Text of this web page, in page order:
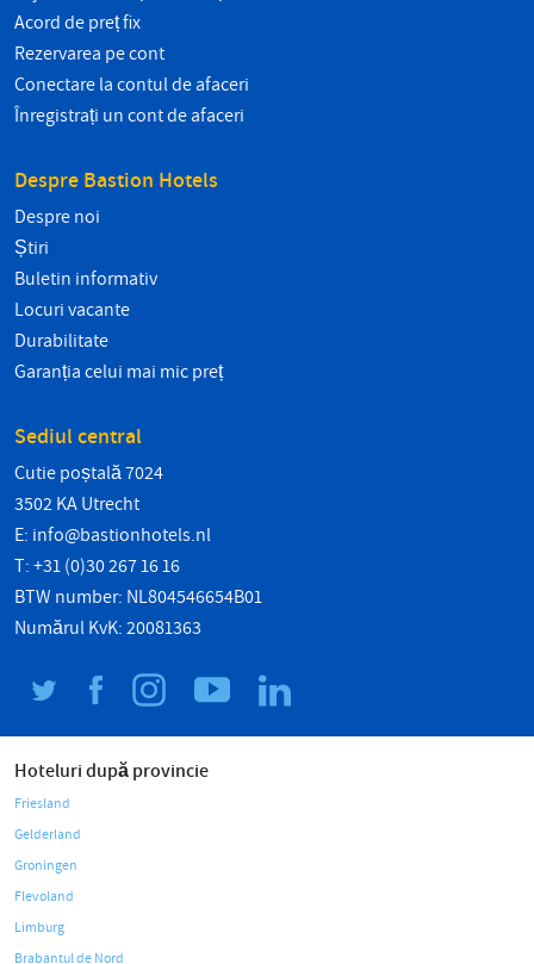
Acord de preț fix
Rezervarea pe cont
Conectare la contul de afaceri
Înregistrați un cont de afaceri
Despre Bastion Hotels
Despre noi
Știri
Buletin informativ
Locuri vacante
Durabilitate
Garanția celui mai mic preț
Sediul central
Cutie poștală 7024
3502 KA Utrecht
E: info@bastionhotels.nl
T: +31 (0)30 267 16 16
BTW number: NL804546654B01
Numărul KvK: 20081363
Hoteluri după provincie
Friesland
Gelderland
Groningen
Flevoland
Limburg
Brabantul de Nord